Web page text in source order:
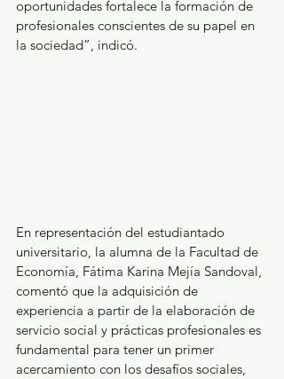
oportunidades fortalece la formación de
profesionales conscientes de su papel en
la sociedad”, indicó.
En representación del estudiantado
universitario, la alumna de la Facultad de
Economía, Fátima Karina Mejía Sandoval,
comentó que la adquisición de
experiencia a partir de la elaboración de
servicio social y prácticas profesionales es
fundamental para tener un primer
acercamiento con los desafíos sociales,